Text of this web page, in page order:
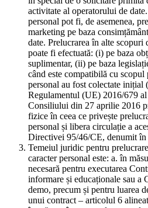
activitate al operatorului de
personal pot fi, de asemenea,
marketing pe baza
date. Prelucrarea în alte scopuri
poate fi efectuată: (i) pe baza
suplimentar, (ii) pe baza
când este compatibilă cu scopul
personal au fost colectate
Regulamentul (UE) 2016/679
Consiliului din 27 aprilie 2016
fizice în ceea ce privește
personal și libera circulație a
Directivei 95/46/CE, denumit
Temeiul juridic pentru
caracter personal este: a. în
necesară pentru executarea
informare și educaționale sau
demo, precum și pentru luarea
unui contract – articolul 6